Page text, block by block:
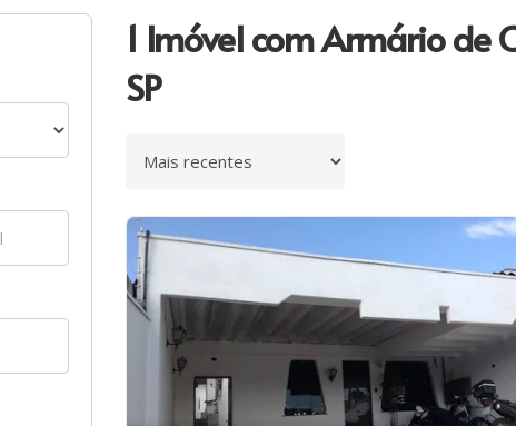
1 Imóvel com Armário de
SP
Ordenar por